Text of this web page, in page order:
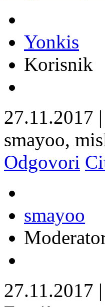
Yonkis
Korisnik
27.11.2017 |
smayoo,
Odgovori
smayoo
27.11.2017 |